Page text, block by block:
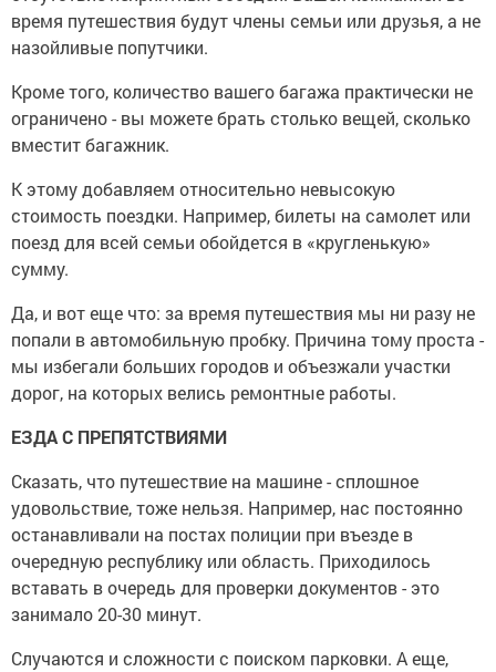
время путешествия будут члены семьи или друзья, а не
назойливые попутчики.
Кроме того, количество вашего багажа практически не
ограничено - вы можете брать столько вещей, сколько
вместит багажник.
К этому добавляем относительно невысокую
стоимость поездки. Например, билеты на самолет или
поезд для всей семьи обойдется в «кругленькую»
сумму.
Да, и вот еще что: за время путешествия мы ни разу не
попали в автомобильную пробку. Причина тому проста -
мы избегали больших городов и объезжали участки
дорог, на которых велись ремонтные работы.
ЕЗДА С ПРЕПЯТСТВИЯМИ
Сказать, что путешествие на машине - сплошное
удовольствие, тоже нельзя. Например, нас постоянно
останавливали на постах полиции при въезде в
очередную республику или область. Приходилось
вставать в очередь для проверки документов - это
занимало 20-30 минут.
Случаются и сложности с поиском парковки. А еще,